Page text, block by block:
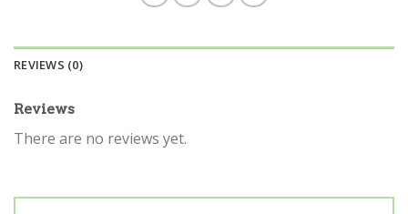
REVIEWS (0)
Reviews
There are no reviews yet.